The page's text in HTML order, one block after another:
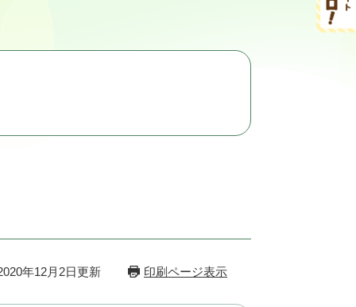
年12月2日更新 印刷ページ表示